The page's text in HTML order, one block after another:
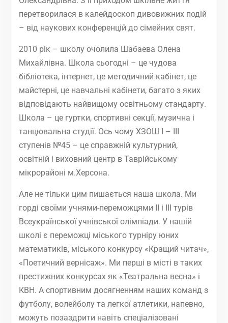
перетворилася в калейдоскоп дивовижних подій
– від наукових конференцій до сімейних свят.
2010 рік – школу очолила Шабаева Олена
Михайлівна. Школа сьогодні – це чудова
бібліотека, інтернет, це методичний кабінет, це
майстерні, це навчальні кабінети, багато з яких
відповідають найвищому освітньому стандарту.
Школа – це гуртки, спортивні секції, музична і
танцювальна студії. Ось чому ХЗОШ I – III
ступенів №45 – це справжній культурний,
освітній і виховний центр в Таврійському
мікрорайоні м.Херсона.
Але не тільки цим пишається наша школа. Ми
горді своїми учнями-переможцями II і III турів
Всеукраїнської учнівської олімпіади. У нашій
школі є переможці міського турніру юних
математиків, міського конкурсу «Кращий читач»,
«Поетичний вернісаж». Ми перші в місті в таких
престижних конкурсах як «Театральна весна» і
КВН. А спортивним досягненням наших команд з
футболу, волейболу та легкої атлетики, напевно,
можуть позаздрити навіть спеціалізовані